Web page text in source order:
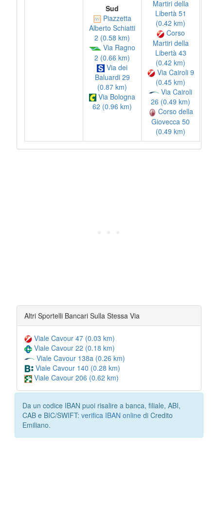
Sud
Piazzetta
Alberto Schiatti
2 (0.58 km)
Via Ragno
2 (0.66 km)
Via dei
Baluardi 29
(0.87 km)
Via Bologna
62 (0.96 km)
Martiri della
Libertà 51
(0.42 km)
Corso
Martiri della
Libertà 43
(0.42 km)
Via Cairoli 9
(0.45 km)
Via Cairoli
26 (0.49 km)
Corso della
Giovecca 50
(0.49 km)
Altri Sportelli Bancari Sulla Stessa Via
Viale Cavour 47 (0.03 km)
Viale Cavour 22 (0.18 km)
Viale Cavour 138a (0.26 km)
Viale Cavour 140 (0.28 km)
Viale Cavour 206 (0.62 km)
Da un codice IBAN puoi risalire a banca, filiale, ABI,
CAB e BIC/SWIFT: verifica IBAN online di Credito
Emiliano.